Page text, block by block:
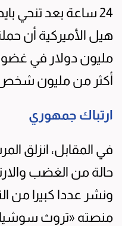
24 ساعة بعد تنحي
مليون دولار في
أكثر من مليون شخص
ارتباك جمهوري
في المقابل، انزلق
حالة من الغضب
ونشر عددا كبيرا من
منصته «تروث